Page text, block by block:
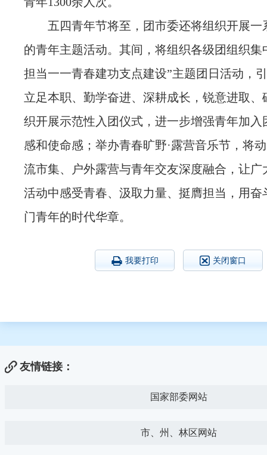
五四青年节将至，团市委还将组织开展一
的青年主题活动。其间，将组织各级团组织集
担当一一青春建功支点建设”主题团日活动，
立足本职、勤学奋进、深耕成长，锐意进取、
织开展示范性入团仪式，进一步增强青年加入
感和使命感；举办青春旷野·露营音乐节，将
流市集、户外露营与青年交友深度融合，让广
活动中感受青春、汲取力量、挺膺担当，用奋
门青年的时代华章。
我要打印 关闭窗口
友情链接：
国家部委网站
市、州、林区网站